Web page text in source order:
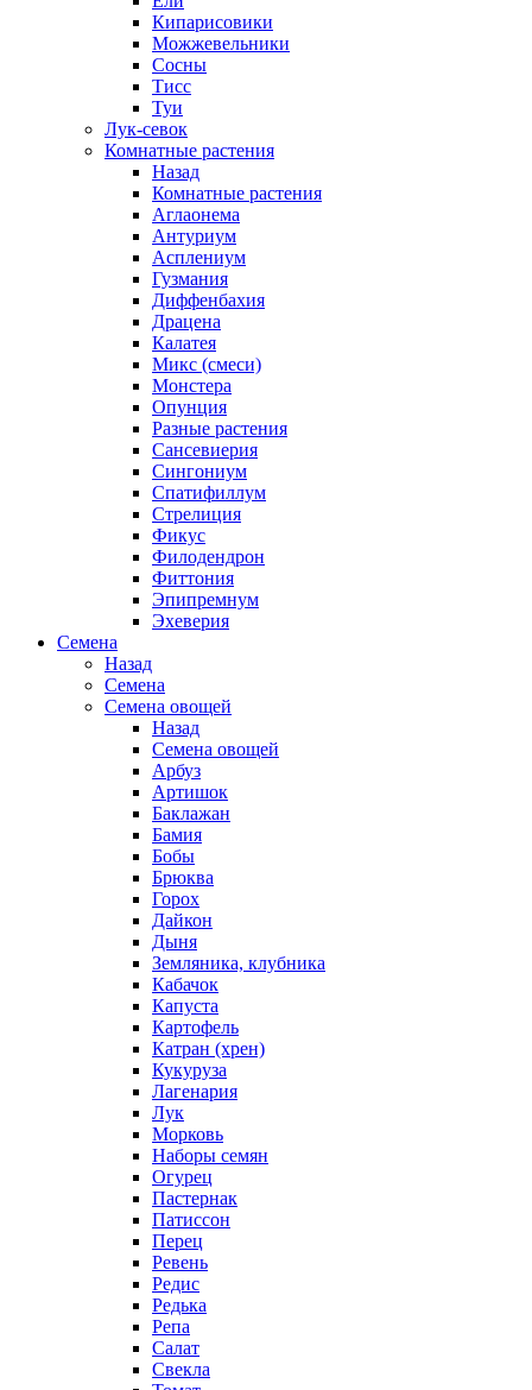
Кипарисовики
Можжевельники
Сосны
Тисс
Туи
Лук-севок
Комнатные растения
Назад
Комнатные растения
Аглаонема
Антуриум
Асплениум
Гузмания
Диффенбахия
Драцена
Калатея
Микс (смеси)
Монстера
Опунция
Разные растения
Сансевиерия
Сингониум
Спатифиллум
Стрелиция
Фикус
Филодендрон
Фиттония
Эпипремнум
Эхеверия
Семена
Назад
Семена
Семена овощей
Назад
Семена овощей
Арбуз
Артишок
Баклажан
Бамия
Бобы
Брюква
Горох
Дайкон
Дыня
Земляника, клубника
Кабачок
Капуста
Картофель
Катран (хрен)
Кукуруза
Лагенария
Лук
Морковь
Наборы семян
Огурец
Пастернак
Патиссон
Перец
Ревень
Редис
Редька
Репа
Салат
Свекла